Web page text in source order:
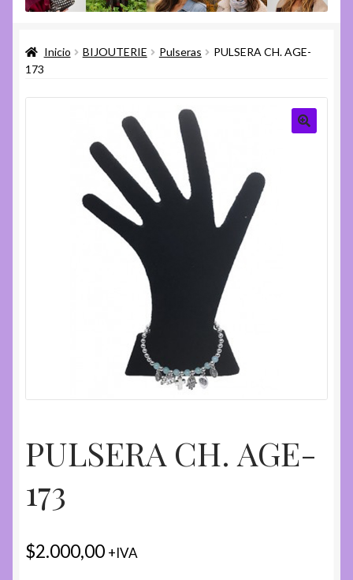
menú
menú
Ayuda
menú
hijo
Inicio BIJOUTERIE Pulseras
PULSERA CH. AGE-
173
PULSERA CH. AGE-
173
$2.000,00 +IVA